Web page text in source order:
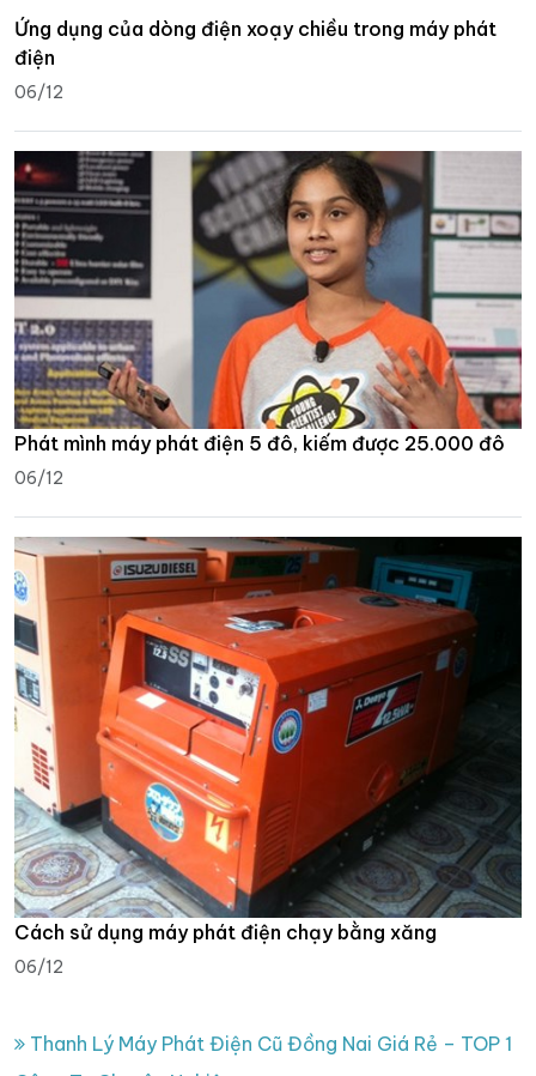
Ứng dụng của dòng điện xoạy chiều trong máy phát
điện
06/12
Phát mình máy phát điện 5 đô, kiếm được 25.000 đô
06/12
Cách sử dụng máy phát điện chạy bằng xăng
06/12
Thanh Lý Máy Phát Điện Cũ Đồng Nai Giá Rẻ – TOP 1